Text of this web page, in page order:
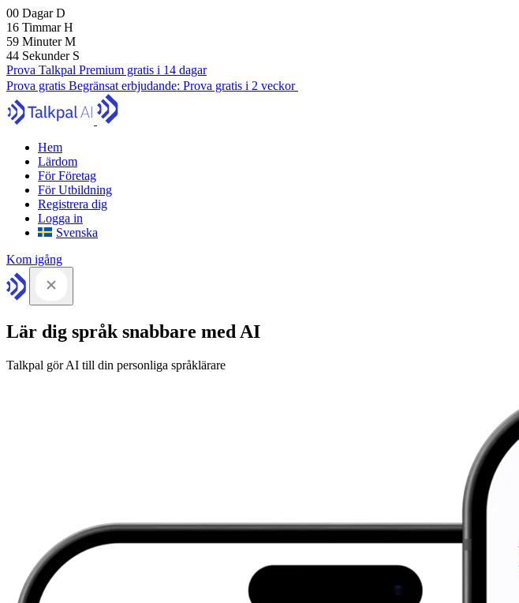
00 DagarD
16 TimmarH
59 MinuterM
43 Sekunder S
Prova Talkpal Premium gratis i 14 dagar
Prova gratis Begränsat erbjudande: Prova gratis i 2 veckor
Hem
Lärdom
För Företag
För Utbildning
Registrera dig
Logga in
Svenska
Kom igång
Lär dig språk snabbare med AI
Talkpal gör AI till din personliga språklärare